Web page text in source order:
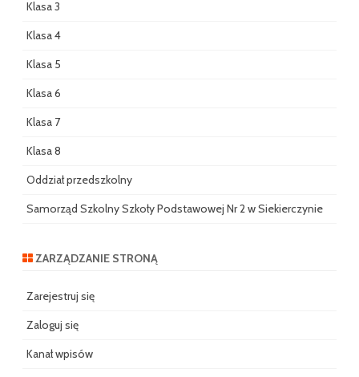
Klasa 3
Klasa 4
Klasa 5
Klasa 6
Klasa 7
Klasa 8
Oddział przedszkolny
Samorząd Szkolny Szkoły Podstawowej Nr 2 w Siekierczynie
ZARZĄDZANIE STRONĄ
Zarejestruj się
Zaloguj się
Kanał wpisów